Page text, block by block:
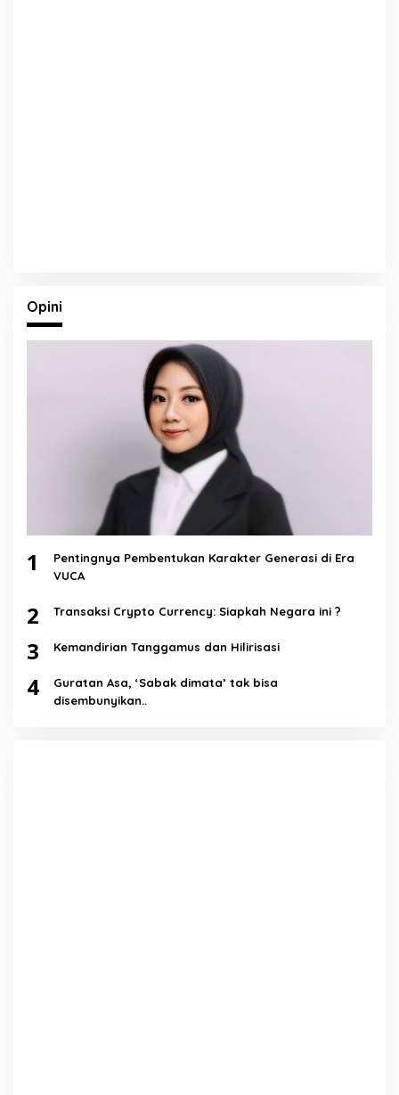
Opini
1
Pentingnya Pembentukan Karakter Generasi di Era
VUCA
2 Transaksi Crypto Currency: Siapkah Negara ini ?
3 Kemandirian Tanggamus dan Hilirisasi
4
Guratan Asa, ‘Sabak dimata’ tak bisa
disembunyikan..